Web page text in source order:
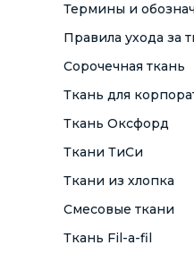
Термины и
Правила ухода за
Сорочечная ткань
Ткань для
Ткань Оксфорд
Ткани ТиСи
Ткани из хлопка
Смесовые ткани
Ткань Fil-a-fil